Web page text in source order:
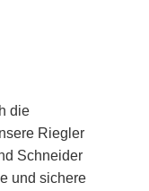
die
Riegler
Schneider
und sichere